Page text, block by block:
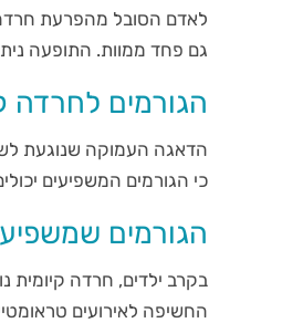
גם פחד ממוות. התופעה
הגורמים לחרדה
הדאגה העמוקה שנוגעת
כי הגורמים המשפיעים
הגורמים
בקרב ילדים, חרדה
החשיפה לאירועים